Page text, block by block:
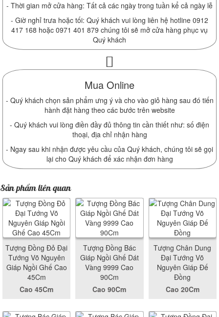
- Thời gian mở cửa hàng: Tất cả các ngày trong tuần kể cả ngày lễ
- Giờ nghỉ trưa hoặc tối: Quý khách vui lòng liên hệ hotline 0912
417 168 hoặc 0971 401 879 chúng tôi sẽ mở cửa hàng phục vụ
Quý khách
Mua Online
- Quý khách chọn sản phẩm ưng ý và cho vào giỏ hàng sau đó tiến
hành đặt hàng theo các bước trên website
- Quý khách vui lòng điền đầy đủ thông tin cần thiết như: số điện
thoại, địa chỉ nhận hàng
- Ngay sau khi nhận được yêu cầu của Quý khách, chúng tôi sẽ gọi
lại cho Quý khách để xác nhận đơn hàng
Sản phẩm liên quan
Tượng Đồng Đỏ Đại
Tướng Võ Nguyên
Giáp Ngồi Ghế Cao
45Cm
Cao 45Cm
Tượng Đồng Bác
Giáp Ngồi Ghế Dát
Vàng 9999 Cao
90Cm
Cao 90Cm
Tượng Chân Dung
Đại Tướng Võ
Nguyên Giáp Đế
Đồng
Cao 20Cm